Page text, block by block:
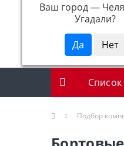
Ваш город —
Угадали?
Список
Подбор